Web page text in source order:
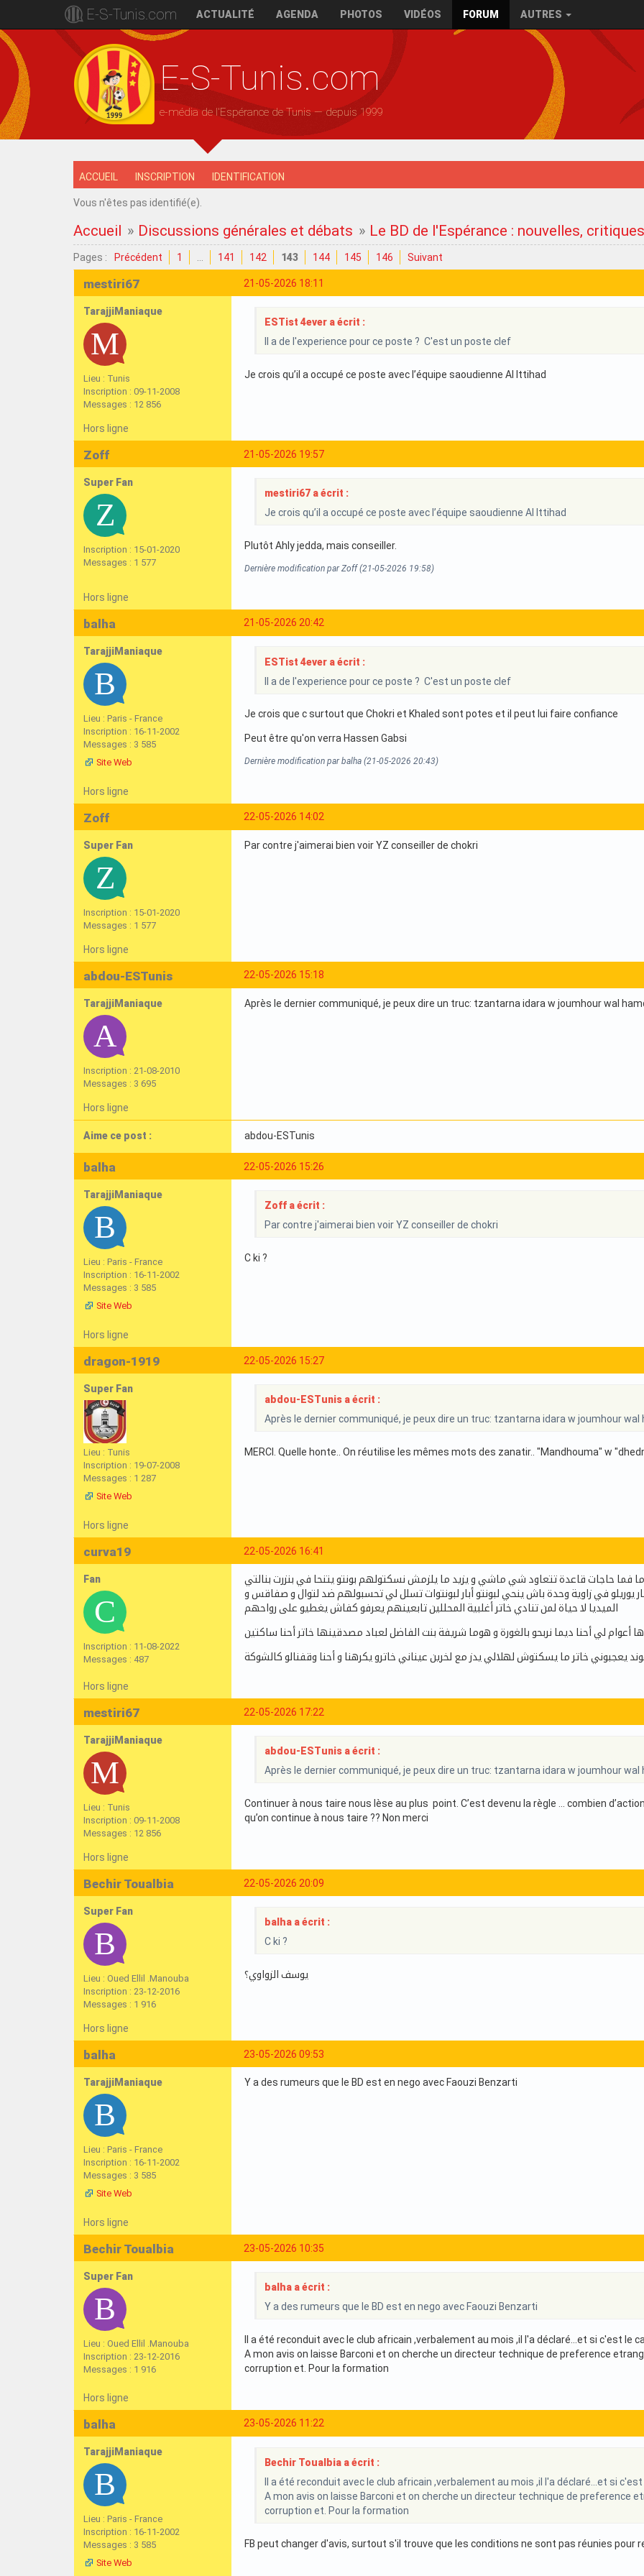
E-S-Tunis.com ACTUALITÉ AGENDA PHOTOS VIDÉOS FORUM AUTRES
E-S-Tunis.com
e-média de l'Espérance de Tunis — depuis 1999
ACCUEIL INSCRIPTION IDENTIFICATION
Vous n'êtes pas identifié(e).
Accueil » Discussions générales et débats » Le BD de l'Espérance : nouvelles,
Pages : Précédent 1 141 142 143 144 145 146 Suivant
21-05-2026 18:11
mestiri67
TarajjiManiaque
Lieu : Tunis
Inscription : 09-11-2008
Messages : 12 856
ESTist 4ever a écrit :
Il a de l'experience pour ce poste ? C'est un poste clef
Je crois qu’il a occupé ce poste avec l’équipe saoudienne Al Ittihad
Hors ligne
21-05-2026 19:57
Zoff
Super Fan
Inscription : 15-01-2020
Messages : 1 577
mestiri67 a écrit :
Je crois qu’il a occupé ce poste avec l’équipe saoudienne Al Ittihad
Plutôt Ahly jedda, mais conseiller.
Dernière modification par Zoff (21-05-2026 19:58)
Hors ligne
21-05-2026 20:42
balha
TarajjiManiaque
Lieu : Paris - France
Inscription : 16-11-2002
Messages : 3 585
Site Web
ESTist 4ever a écrit :
Il a de l'experience pour ce poste ? C'est un poste clef
Je crois que c surtout que Chokri et Khaled sont potes et il peut lui faire confiance
Peut être qu'on verra Hassen Gabsi
Dernière modification par balha (21-05-2026 20:43)
Hors ligne
22-05-2026 14:02
Zoff
Super Fan
Inscription : 15-01-2020
Messages : 1 577
Par contre j'aimerai bien voir YZ conseiller de chokri
Hors ligne
22-05-2026 15:18
abdou-ESTunis
TarajjiManiaque
Inscription : 21-08-2010
Messages : 3 695
Après le dernier communiqué, je peux dire un truc: tzantarna idara w joumhour wal
Hors ligne
Aime ce post : abdou-ESTunis
22-05-2026 15:26
balha
TarajjiManiaque
Lieu : Paris - France
Inscription : 16-11-2002
Messages : 3 585
Site Web
Zoff a écrit :
Par contre j'aimerai bien voir YZ conseiller de chokri
C ki ?
Hors ligne
22-05-2026 15:27
dragon-1919
Super Fan
Lieu : Tunis
Inscription : 19-07-2008
Messages : 1 287
Site Web
abdou-ESTunis a écrit :
Après le dernier communiqué, je peux dire un truc: tzantarna idara w joumhour wal
MERCI. Quelle honte.. On réutilise les mêmes mots des zanatir.. "Mandhouma" w
Hors ligne
22-05-2026 16:41
curva19
Fan
Inscription : 11-08-2022
Messages : 487
فما حاجات قاعدة تتعاود شي ماشي و يزيد ما يلزمش نسكتولهم بونتو يتنحا في بنزرت بنالتي
في زاوية وحدة باش ينحي لبونتو أبار لبونتوات تسلل لي تحسبولهم ضد لتوال و صفاقس و
الميديا لا حياة لمن تنادي خاتر أغلبية المحللين تابعينهم يعرفو كفاش يغطيو على رواحهم
أعوام لي أحنا ديما نربحو بالغورة و هوما شريفة بنت الفاضل لعباد مصدقينها خاتر أحنا ساكتين
يعجبوني خاتر ما يسكتوش لهلالي يدز مع لخرين عيناني خاترو يكرهنا و أحنا وقفنالو كالشوكة
Hors ligne
22-05-2026 17:22
mestiri67
TarajjiManiaque
Lieu : Tunis
Inscription : 09-11-2008
Messages : 12 856
abdou-ESTunis a écrit :
Après le dernier communiqué, je peux dire un truc: tzantarna idara w joumhour wal
Continuer à nous taire nous lèse au plus point. C’est devenu la règle … combien
qu’on continue à nous taire ?? Non merci
Hors ligne
22-05-2026 20:09
Bechir Toualbia
Super Fan
Lieu : Oued Ellil .Manouba
Inscription : 23-12-2016
Messages : 1 916
balha a écrit :
C ki ?
يوسف الزواوي؟
Hors ligne
23-05-2026 09:53
balha
TarajjiManiaque
Lieu : Paris - France
Inscription : 16-11-2002
Messages : 3 585
Site Web
Y a des rumeurs que le BD est en nego avec Faouzi Benzarti
Hors ligne
23-05-2026 10:35
Bechir Toualbia
Super Fan
Lieu : Oued Ellil .Manouba
Inscription : 23-12-2016
Messages : 1 916
balha a écrit :
Y a des rumeurs que le BD est en nego avec Faouzi Benzarti
Il a été reconduit avec le club africain ,verbalement au mois ,il l'a déclaré...et si c'est le
A mon avis on laisse Barconi et on cherche un directeur technique de preference
corruption et. Pour la formation
Hors ligne
23-05-2026 11:22
balha
TarajjiManiaque
Lieu : Paris - France
Inscription : 16-11-2002
Messages : 3 585
Site Web
Bechir Toualbia a écrit :
Il a été reconduit avec le club africain ,verbalement au mois ,il l'a déclaré...et si
A mon avis on laisse Barconi et on cherche un directeur technique de preference
corruption et. Pour la formation
FB peut changer d'avis, surtout s'il trouve que les conditions ne sont pas réunies pour